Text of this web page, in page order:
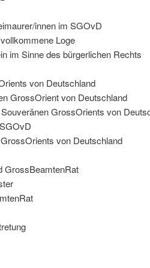
innen im SGOvD
Loge
im Sinne des bürgerlichen Rechts
von Deutschland
GrossOrient von Deutschland
GrossOrients von
von Deutschland
GrossBeamtenRat